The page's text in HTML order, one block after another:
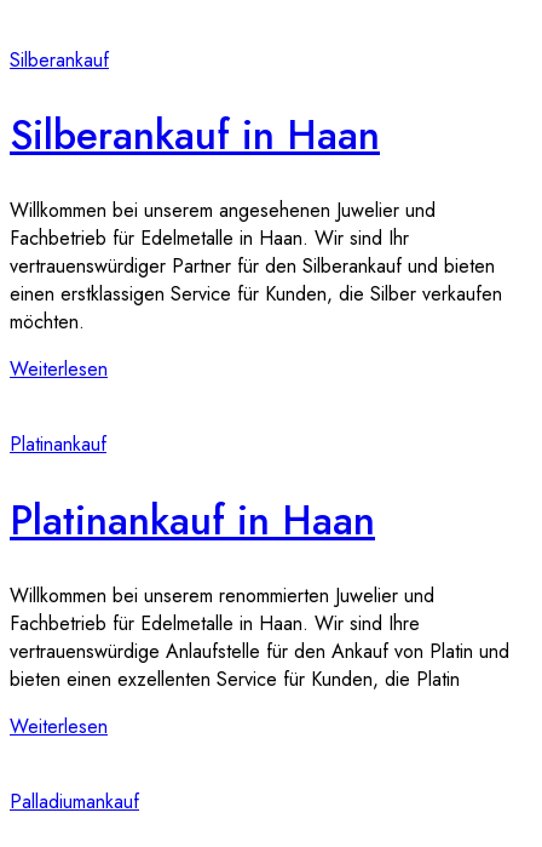
Silberankauf
Silberankauf in Haan
Willkommen bei unserem angesehenen Juwelier und
Fachbetrieb für Edelmetalle in Haan. Wir sind Ihr
vertrauenswürdiger Partner für den Silberankauf und bieten
einen erstklassigen Service für Kunden, die Silber verkaufen
möchten.
Weiterlesen
Platinankauf
Platinankauf in Haan
Willkommen bei unserem renommierten Juwelier und
Fachbetrieb für Edelmetalle in Haan. Wir sind Ihre
vertrauenswürdige Anlaufstelle für den Ankauf von Platin und
bieten einen exzellenten Service für Kunden, die Platin
Weiterlesen
Palladiumankauf